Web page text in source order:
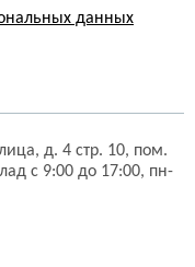
данных
д. 4 стр. 10, пом.
с 9:00 до 17:00, пн-